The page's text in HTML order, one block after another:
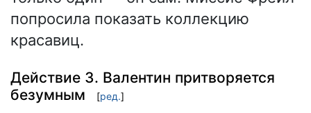
попросила показать коллекцию
красавиц.
Действие 3. Валентин притворяется
безумным
[ред.]